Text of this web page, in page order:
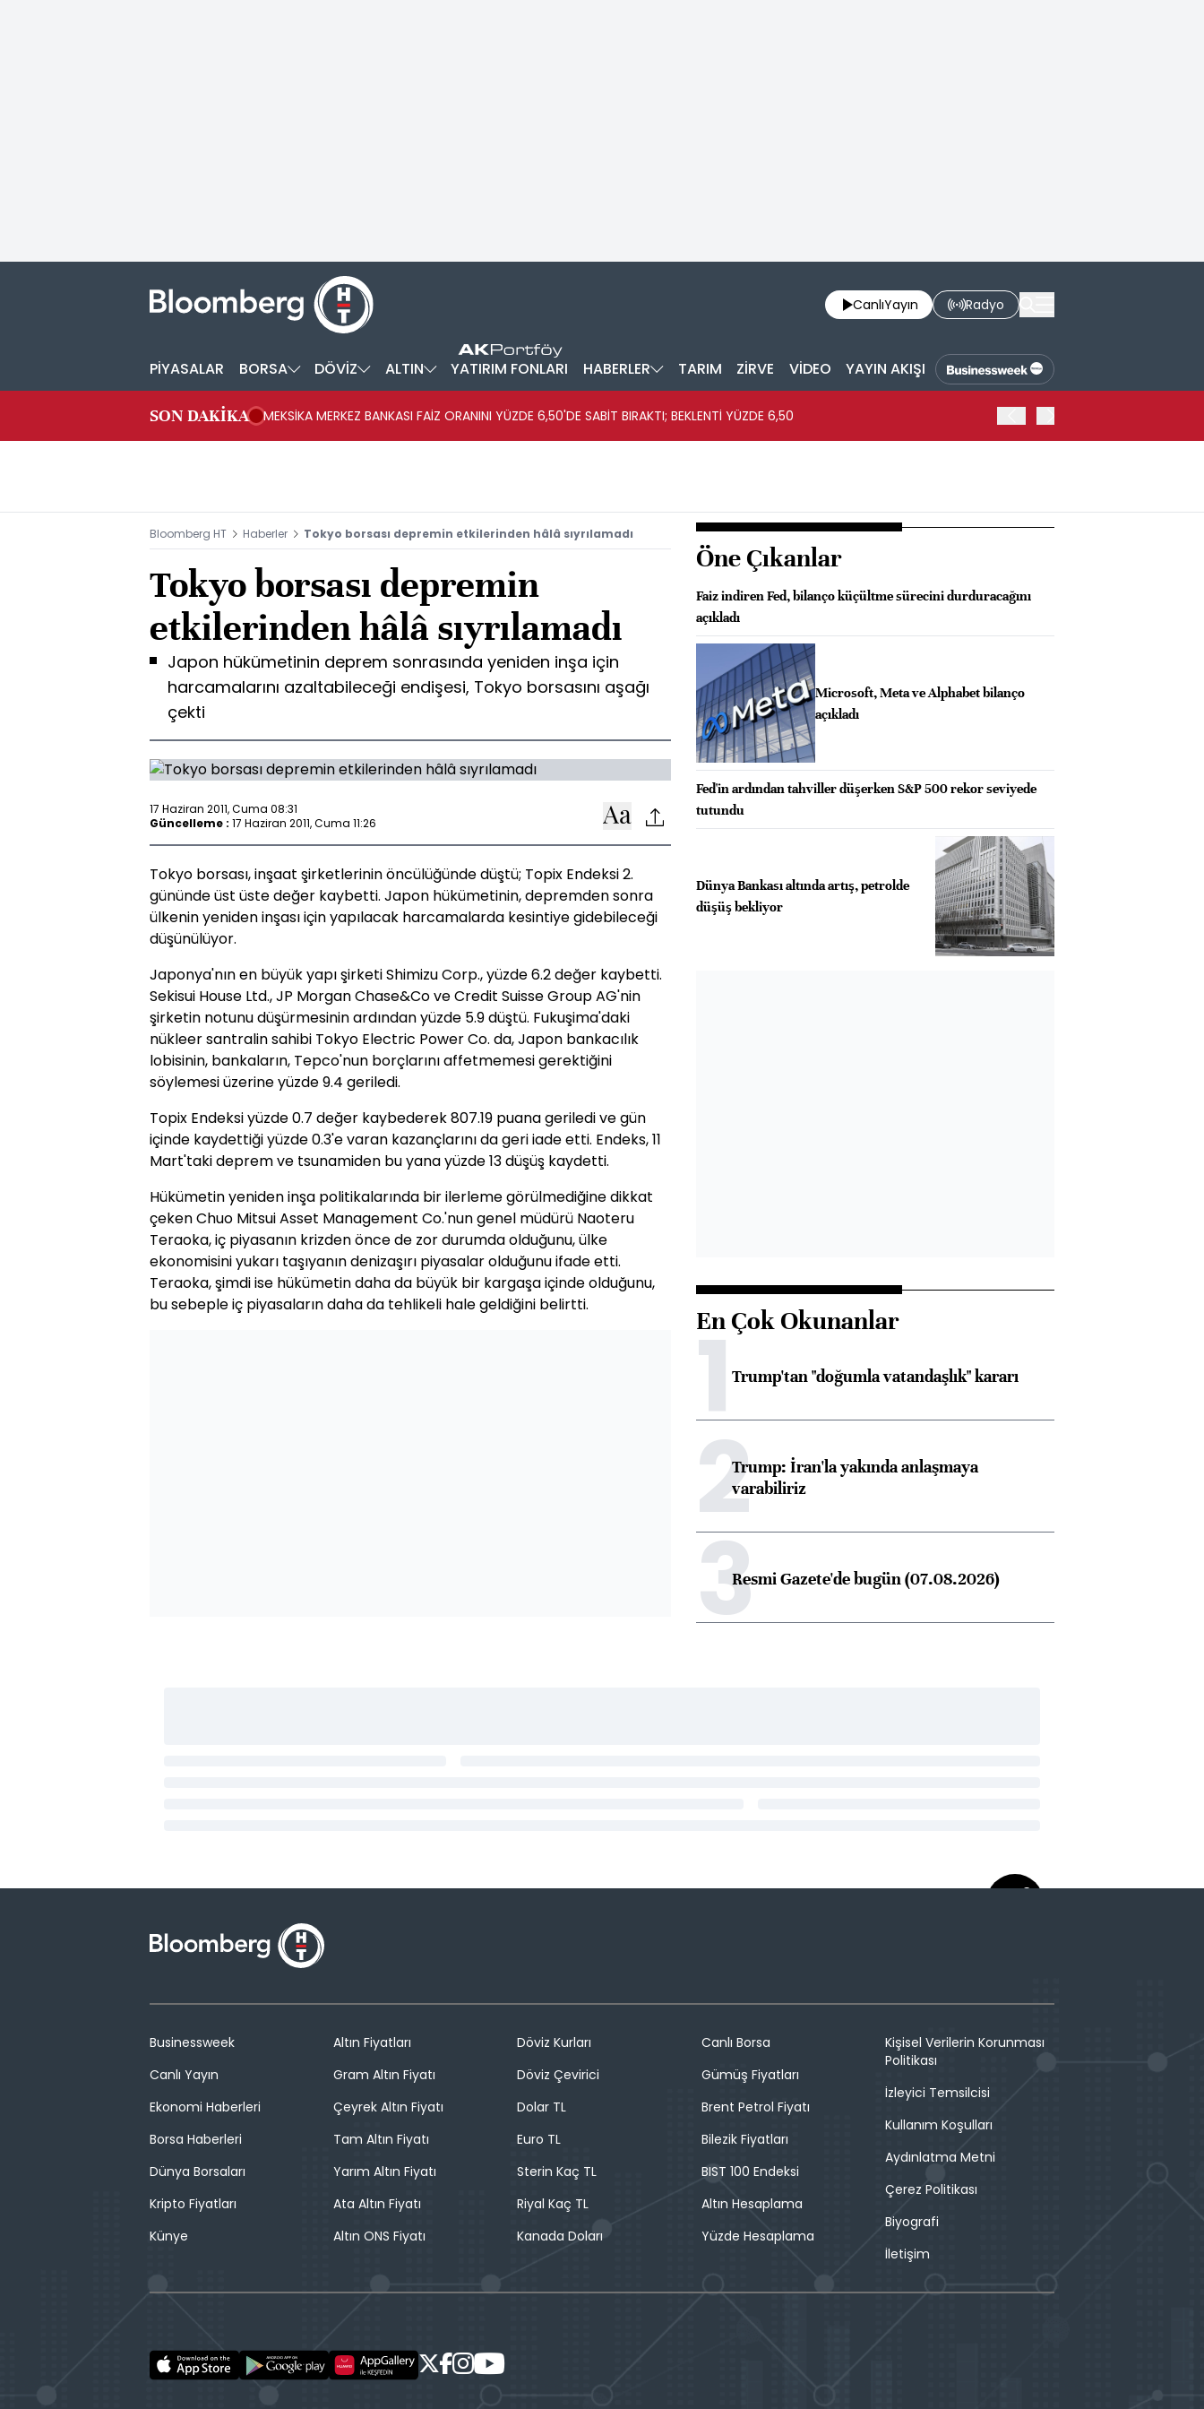
CanlıYayın Radyo
PİYASALAR BORSA DÖVİZ ALTIN YATIRIM FONLARI HABERLER TARIM ZİRVE VİDEO YAYIN AKIŞI
SON DAKİKA MEKSİKA MERKEZ BANKASI FAİZ ORANINI YÜZDE 6,50'DE SABİT BIRAKTI; BEKLENTİ YÜZDE 6,50
Bloomberg HT Haberler Tokyo borsası depremin etkilerinden hâlâ sıyrılamadı
Tokyo borsası depremin
etkilerinden hâlâ sıyrılamadı
Japon hükümetinin deprem sonrasında yeniden inşa için
harcamalarını azaltabileceği endişesi, Tokyo borsasını aşağı
çekti
17 Haziran 2011, Cuma 08:31
Güncelleme : 17 Haziran 2011, Cuma 11:26
Tokyo borsası, inşaat şirketlerinin öncülüğünde düştü; Topix Endeksi 2.
gününde üst üste değer kaybetti. Japon hükümetinin, depremden sonra
ülkenin yeniden inşası için yapılacak harcamalarda kesintiye gidebileceği
düşünülüyor.
Japonya'nın en büyük yapı şirketi Shimizu Corp., yüzde 6.2 değer kaybetti.
Sekisui House Ltd., JP Morgan Chase&Co ve Credit Suisse Group AG'nin
şirketin notunu düşürmesinin ardından yüzde 5.9 düştü. Fukuşima'daki
nükleer santralin sahibi Tokyo Electric Power Co. da, Japon bankacılık
lobisinin, bankaların, Tepco'nun borçlarını affetmemesi gerektiğini
söylemesi üzerine yüzde 9.4 geriledi.
Topix Endeksi yüzde 0.7 değer kaybederek 807.19 puana geriledi ve gün
içinde kaydettiği yüzde 0.3'e varan kazançlarını da geri iade etti. Endeks, 11
Mart'taki deprem ve tsunamiden bu yana yüzde 13 düşüş kaydetti.
Hükümetin yeniden inşa politikalarında bir ilerleme görülmediğine dikkat
çeken Chuo Mitsui Asset Management Co.'nun genel müdürü Naoteru
Teraoka, iç piyasanın krizden önce de zor durumda olduğunu, ülke
ekonomisini yukarı taşıyanın denizaşırı piyasalar olduğunu ifade etti.
Teraoka, şimdi ise hükümetin daha da büyük bir kargaşa içinde olduğunu,
bu sebeple iç piyasaların daha da tehlikeli hale geldiğini belirtti.
Öne Çıkanlar
Faiz indiren Fed, bilanço küçültme sürecini durduracağını
açıkladı
Microsoft, Meta ve Alphabet bilanço
açıkladı
Fed'in ardından tahviller düşerken S&P 500 rekor seviyede
tutundu
Dünya Bankası altında artış, petrolde
düşüş bekliyor
En Çok Okunanlar
1Trump'tan "doğumla vatandaşlık" kararı
2Trump: İran'la yakında anlaşmaya
varabiliriz
3Resmi Gazete'de bugün (07.08.2026)
Businessweek
Canlı Yayın
Ekonomi Haberleri
Borsa Haberleri
Dünya Borsaları
Kripto Fiyatları
Künye
Altın Fiyatları
Gram Altın Fiyatı
Çeyrek Altın Fiyatı
Tam Altın Fiyatı
Yarım Altın Fiyatı
Ata Altın Fiyatı
Altın ONS Fiyatı
Döviz Kurları
Döviz Çevirici
Dolar TL
Euro TL
Sterin Kaç TL
Riyal Kaç TL
Kanada Doları
Canlı Borsa
Gümüş Fiyatları
Brent Petrol Fiyatı
Bilezik Fiyatları
BIST 100 Endeksi
Altın Hesaplama
Yüzde Hesaplama
Kişisel Verilerin Korunması
Politikası
İzleyici Temsilcisi
Kullanım Koşulları
Aydınlatma Metni
Çerez Politikası
Biyografi
İletişim